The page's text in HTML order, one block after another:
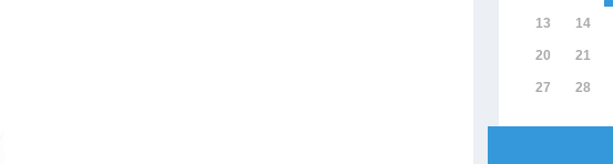
13 14
20 21
27 28